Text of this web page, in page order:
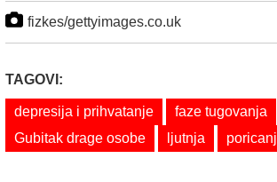
fizkes/gettyimages.co.uk
TAGOVI:
depresija i prihvatanje
faze tugovanja
Gubitak drage osobe
ljutnja